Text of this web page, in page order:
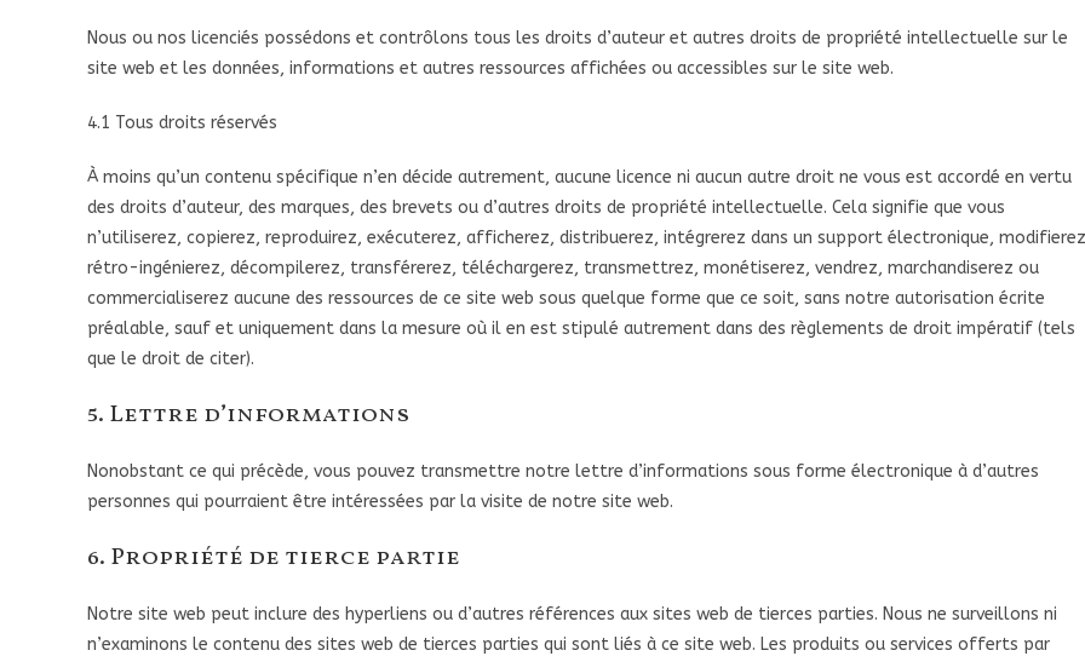
Nous ou nos licenciés possédons et contrôlons tous les droits d’auteur et autres droits de propriété intellectuelle sur le
site web et les données, informations et autres ressources affichées ou accessibles sur le site web.
4.1 Tous droits réservés
À moins qu’un contenu spécifique n’en décide autrement, aucune licence ni aucun autre droit ne vous est accordé en vertu
des droits d’auteur, des marques, des brevets ou d’autres droits de propriété intellectuelle. Cela signifie que vous
n’utiliserez, copierez, reproduirez, exécuterez, afficherez, distribuerez, intégrerez dans un support électronique,
rétro-ingénierez, décompilerez, transférerez, téléchargerez, transmettrez, monétiserez, vendrez, marchandiserez ou
commercialiserez aucune des ressources de ce site web sous quelque forme que ce soit, sans notre autorisation écrite
préalable, sauf et uniquement dans la mesure où il en est stipulé autrement dans des règlements de droit impératif (tels
que le droit de citer).
5. Lettre d’informations
Nonobstant ce qui précède, vous pouvez transmettre notre lettre d’informations sous forme électronique à d’autres
personnes qui pourraient être intéressées par la visite de notre site web.
6. Propriété de tierce partie
Notre site web peut inclure des hyperliens ou d’autres références aux sites web de tierces parties. Nous ne surveillons ni
n’examinons le contenu des sites web de tierces parties qui sont liés à ce site web. Les produits ou services offerts par